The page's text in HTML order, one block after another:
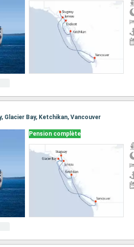
Glacier Bay, Ketchikan, Vancouver
Pension complète